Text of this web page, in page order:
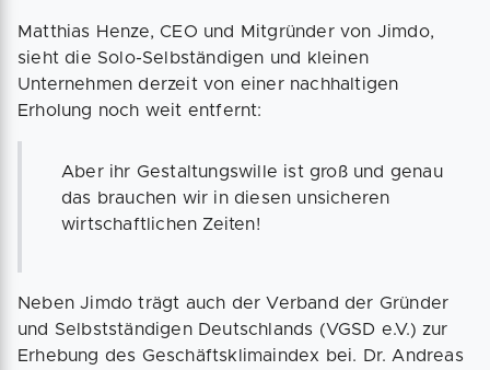
Matthias Henze, CEO und Mitgründer von Jimdo,
sieht die Solo-Selbständigen und kleinen
Unternehmen derzeit von einer nachhaltigen
Erholung noch weit entfernt:
Aber ihr Gestaltungswille ist groß und genau
das brauchen wir in diesen unsicheren
wirtschaftlichen Zeiten!
Neben Jimdo trägt auch der Verband der Gründer
und Selbstständigen Deutschlands (VGSD e.V.) zur
Erhebung des Geschäftsklimaindex bei. Dr. Andreas